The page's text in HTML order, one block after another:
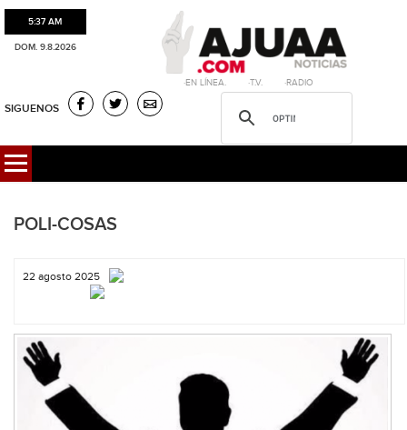
5:37 AM
DOM. 9.8.2026
·EN LÍNEA. ·T.V. ·RADIO
SIGUENOS
POLI-COSAS
22 agosto 2025